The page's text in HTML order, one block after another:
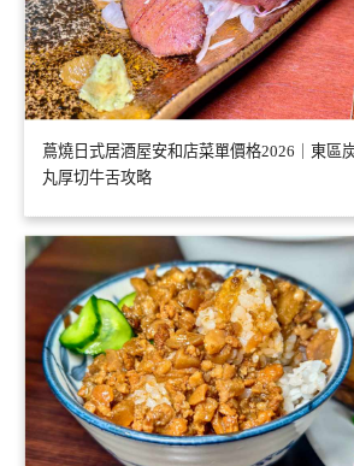
蔦燒日式居酒屋安和店菜單價格2026｜東區
丸厚切牛舌攻略